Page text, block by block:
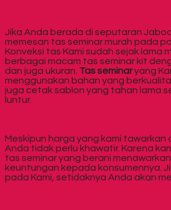
Jika Anda berada di seputaran
memesan tas seminar murah pada
Konveksi tas Kami sudah sejak lama
berbagai macam tas seminar kit
dan juga ukuran. Tas seminaryang
menggunakan bahan yang
juga cetak sablon yang tahan lama
luntur.
Meskipun harga yang kami tawarkan
Anda tidak perlu khawatir. Karena
tas seminar yang berani
keuntungan kepada konsumennya.
pada Kami, setidaknya Anda akan